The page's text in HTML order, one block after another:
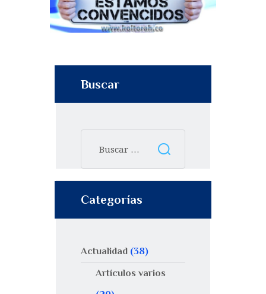
Buscar
Categorías
Actualidad (38)
Artículos varios